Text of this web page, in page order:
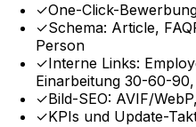
✓One-Click-
✓Schema: Article,
Person
✓Interne Links:
Einarbeitung 30-60-
✓Bild-SEO: AVIF/
✓KPIs und Update-